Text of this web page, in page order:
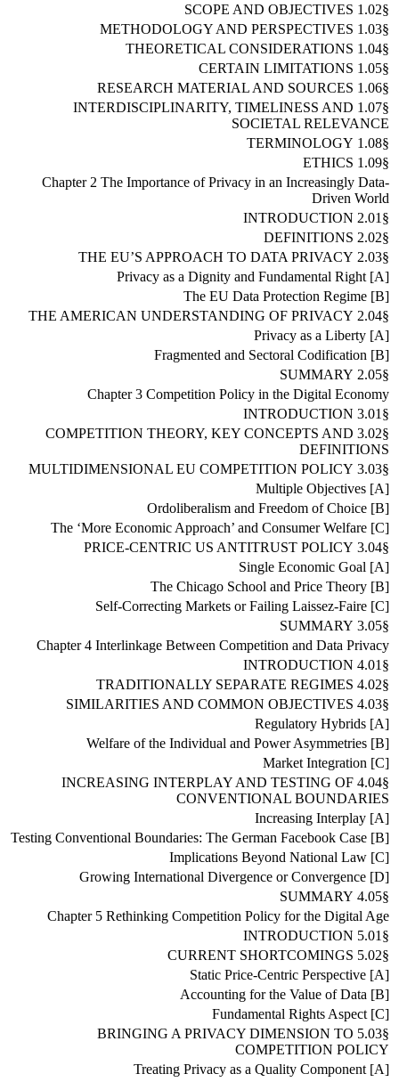
§1.02 SCOPE AND OBJECTIVES
§1.03 METHODOLOGY AND PERSPECTIVES
§1.04 THEORETICAL CONSIDERATIONS
§1.05 CERTAIN LIMITATIONS
§1.06 RESEARCH MATERIAL AND SOURCES
§1.07 INTERDISCIPLINARITY, TIMELINESS AND
SOCIETAL RELEVANCE
§1.08 TERMINOLOGY
§1.09 ETHICS
Chapter 2 The Importance of Privacy in an Increasingly Data-
Driven World
§2.01 INTRODUCTION
§2.02 DEFINITIONS
§2.03 THE EU’S APPROACH TO DATA PRIVACY
[A] Privacy as a Dignity and Fundamental Right
[B] The EU Data Protection Regime
§2.04 THE AMERICAN UNDERSTANDING OF PRIVACY
[A] Privacy as a Liberty
[B] Fragmented and Sectoral Codification
§2.05 SUMMARY
Chapter 3 Competition Policy in the Digital Economy
§3.01 INTRODUCTION
§3.02 COMPETITION THEORY, KEY CONCEPTS AND
DEFINITIONS
§3.03 MULTIDIMENSIONAL EU COMPETITION POLICY
[A] Multiple Objectives
[B] Ordoliberalism and Freedom of Choice
[C] The ‘More Economic Approach’ and Consumer Welfare
§3.04 PRICE-CENTRIC US ANTITRUST POLICY
[A] Single Economic Goal
[B] The Chicago School and Price Theory
[C] Self-Correcting Markets or Failing Laissez-Faire
§3.05 SUMMARY
Chapter 4 Interlinkage Between Competition and Data Privacy
§4.01 INTRODUCTION
§4.02 TRADITIONALLY SEPARATE REGIMES
§4.03 SIMILARITIES AND COMMON OBJECTIVES
[A] Regulatory Hybrids
[B] Welfare of the Individual and Power Asymmetries
[C] Market Integration
§4.04 INCREASING INTERPLAY AND TESTING OF
CONVENTIONAL BOUNDARIES
[A] Increasing Interplay
[B] Testing Conventional Boundaries: The German Facebook Case
[C] Implications Beyond National Law
[D] Growing International Divergence or Convergence
§4.05 SUMMARY
Chapter 5 Rethinking Competition Policy for the Digital Age
§5.01 INTRODUCTION
§5.02 CURRENT SHORTCOMINGS
[A] Static Price-Centric Perspective
[B] Accounting for the Value of Data
[C] Fundamental Rights Aspect
§5.03 BRINGING A PRIVACY DIMENSION TO
COMPETITION POLICY
[A] Treating Privacy as a Quality Component